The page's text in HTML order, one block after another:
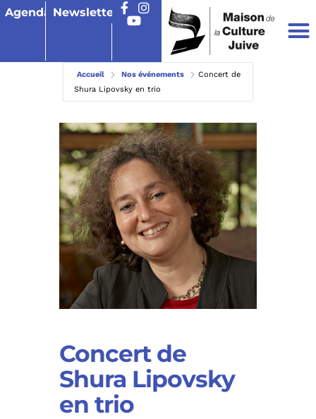
Agenda Newsletter
Accueil Nos événements
Concert de
Shura Lipovsky en trio
Concert de
Shura Lipovsky
en trio